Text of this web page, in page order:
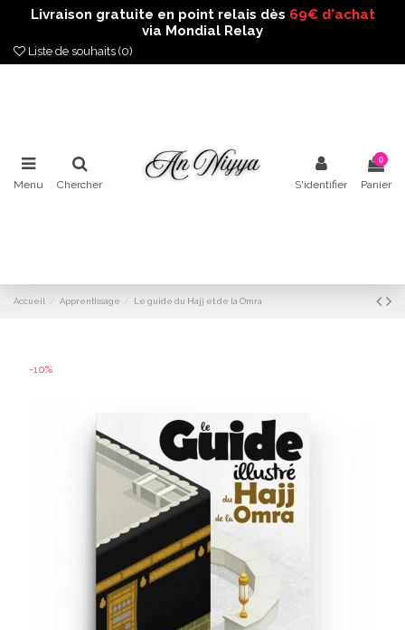
Livraison gratuite en point relais dès 69€ d'achat
via Mondial Relay
Liste de souhaits (0)
Menu Chercher S'identifier
0
Panier
Accueil Apprentissage Le guide du Hajj et de la Omra
-10%